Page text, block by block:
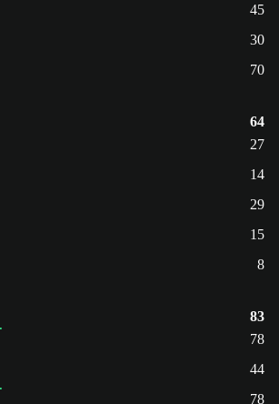
45
30
70
64
27
14
29
15
8
83
78
44
78